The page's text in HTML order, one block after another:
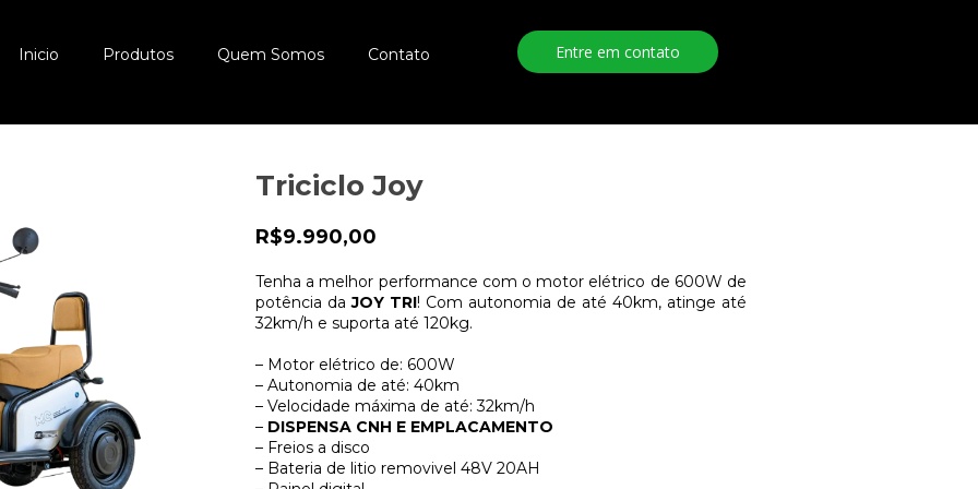
Inicio Produtos Quem Somos Contato Entre em contato
Triciclo Joy
R$9.990,00
Tenha a melhor performance com o motor elétrico de 600W de
potência daJOY TRI! Com autonomia de até 40km, atinge até
32km/h e suporta até 120kg.
– Motor elétrico de: 600W
– Autonomia de até: 40km
– Velocidade máxima de até: 32km/h
– DISPENSA CNH E EMPLACAMENTO
– Freios a disco
– Bateria de litio removivel 48V 20AH